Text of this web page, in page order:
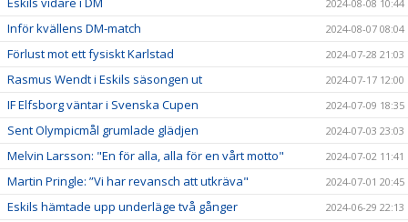
2024-08-08 10:44
Inför kvällens DM-match 2024-08-07 08:04
Förlust mot ett fysiskt Karlstad 2024-07-28 21:03
Rasmus Wendt i Eskils säsongen ut 2024-07-17 12:00
IF Elfsborg väntar i Svenska Cupen 2024-07-09 18:35
Sent Olympicmål grumlade glädjen 2024-07-03 23:03
Melvin Larsson: "En för alla, alla för en vårt motto" 2024-07-02 11:41
Martin Pringle: ”Vi har revansch att utkräva" 2024-07-01 20:45
Eskils hämtade upp underläge två gånger 2024-06-29 22:13